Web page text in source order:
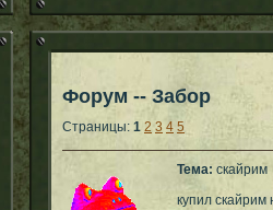
Форум -- Забор
Страницы: 1 2 3 4 5
Тема: скайрим
купил